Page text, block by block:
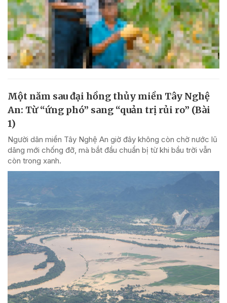
Một năm sau đại hồng thủy miền Tây Nghệ
An: Từ “ứng phó” sang “quản trị rủi ro” (Bài
1)
Người dân miền Tây Nghệ An giờ đây không còn chờ nước lũ
dâng mới chống đỡ, mà bắt đầu chuẩn bị từ khi bầu trời vẫn
còn trong xanh.